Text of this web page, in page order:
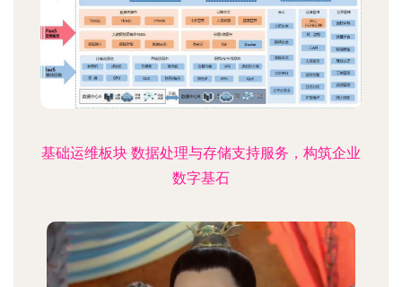
基础运维板块 数据处理与存储支持服务，构筑企业
数字基石